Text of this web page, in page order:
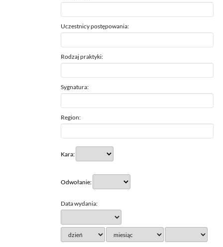
Uczestnicy postępowania:
Rodzaj praktyki:
Sygnatura:
Region:
Kara:
Odwołanie:
Data wydania: